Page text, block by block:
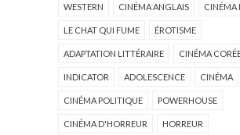
WESTERN CINÉMA ANGLAIS CINÉMA
LE CHAT QUI FUME ÉROTISME
ADAPTATION LITTÉRAIRE CINÉMA
INDICATOR ADOLESCENCE CINÉMA
CINÉMA POLITIQUE POWERHOUSE
CINÉMA D'HORREUR HORREUR